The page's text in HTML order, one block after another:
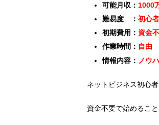
可能月収： 1000
難易度 ： 初心者
初期費用： 資金
作業時間： 自由
情報内容： ノウ
ネットビジネス初心
資金不要で始めるこ